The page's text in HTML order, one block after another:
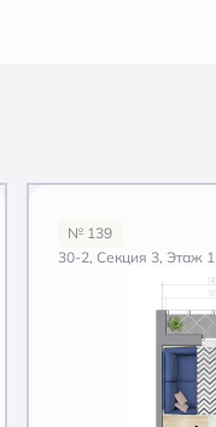
№ 139
30-2, Секция 3, Этаж 1